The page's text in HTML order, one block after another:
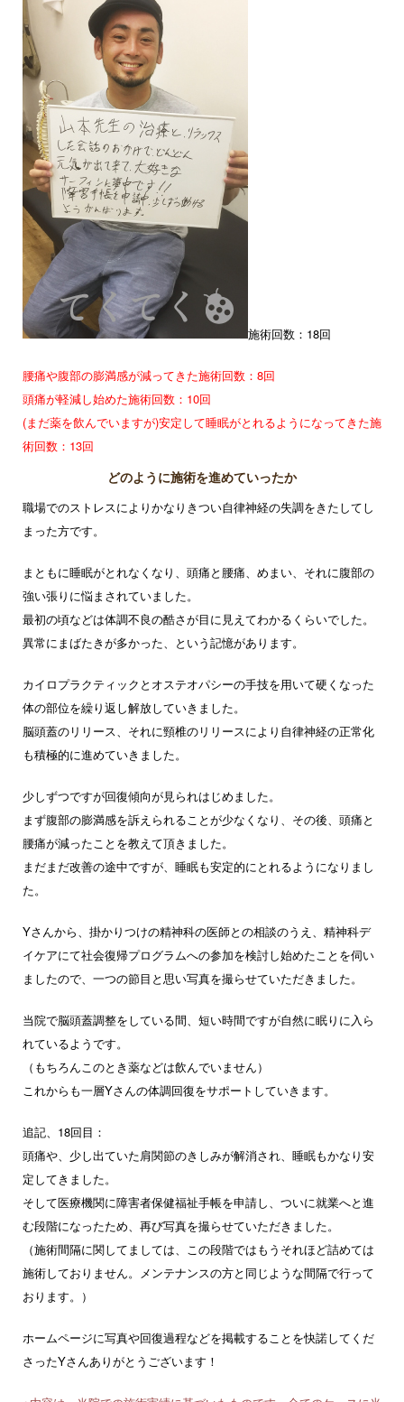
施術回数：18回
腰痛や腹部の膨満感が減ってきた施術回数：8回
頭痛が軽減し始めた施術回数：10回
(まだ薬を飲んでいますが)安定して睡眠がとれるようになってきた施
術回数：13回
どのように施術を進めていったか
職場でのストレスによりかなりきつい自律神経の失調をきたしてし
まった方です。
まともに睡眠がとれなくなり、頭痛と腰痛、めまい、それに腹部の
強い張りに悩まされていました。
最初の頃などは体調不良の酷さが目に見えてわかるくらいでした。
異常にまばたきが多かった、という記憶があります。
カイロプラクティックとオステオパシーの手技を用いて硬くなった
体の部位を繰り返し解放していきました。
脳頭蓋のリリース、それに頸椎のリリースにより自律神経の正常化
も積極的に進めていきました。
少しずつですが回復傾向が見られはじめました。
まず腹部の膨満感を訴えられることが少なくなり、その後、頭痛と
腰痛が減ったことを教えて頂きました。
まだまだ改善の途中ですが、睡眠も安定的にとれるようになりまし
た。
Yさんから、掛かりつけの精神科の医師との相談のうえ、精神科デ
イケアにて社会復帰プログラムへの参加を検討し始めたことを伺い
ましたので、一つの節目と思い写真を撮らせていただきました。
当院で脳頭蓋調整をしている間、短い時間ですが自然に眠りに入ら
れているようです。
（もちろんこのとき薬などは飲んでいません）
これからも一層Yさんの体調回復をサポートしていきます。
追記、18回目：
頭痛や、少し出ていた肩関節のきしみが解消され、睡眠もかなり安
定してきました。
そして医療機関に障害者保健福祉手帳を申請し、ついに就業へと進
む段階になったため、再び写真を撮らせていただきました。
（施術間隔に関してましては、この段階ではもうそれほど詰めては
施術しておりません。メンテナンスの方と同じような間隔で行って
おります。）
ホームページに写真や回復過程などを掲載することを快諾してくだ
さったYさんありがとうございます！